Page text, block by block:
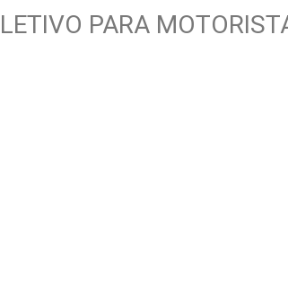
PARA